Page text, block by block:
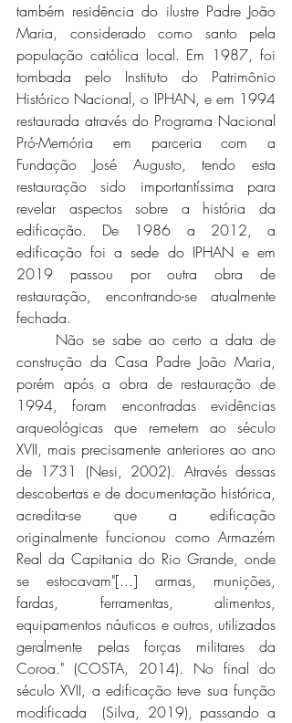
também residência do ilustre Padre João
Maria, considerado como santo pela
população católica local. Em 1987, foi
tombada pelo Instituto do Patrimônio
Histórico Nacional, o IPHAN, e em 1994
restaurada através do Programa Nacional
Pró-Memória em parceria com a
Fundação José Augusto, tendo esta
restauração sido importantíssima para
revelar aspectos sobre a história da
edificação. De 1986 a 2012, a
edificação foi a sede do IPHAN e em
2019 passou por outra obra de
restauração, encontrando-se atualmente
fechada.
construção da Casa Padre João Maria,
porém após a obra de restauração de
1994, foram encontradas evidências
arqueológicas que remetem ao século
XVII, mais precisamente anteriores ao ano
de 1731 (Nesi, 2002). Através dessas
descobertas e de documentação histórica,
acredita-se que a edificação
originalmente funcionou como Armazém
Real da Capitania do Rio Grande, onde
se estocavam"[...] armas, munições,
fardas, ferramentas, alimentos,
equipamentos náuticos e outros, utilizados
geralmente pelas forças militares da
Coroa." (COSTA, 2014). No final do
século XVII, a edificação teve sua função
modificada  (Silva, 2019), passando a